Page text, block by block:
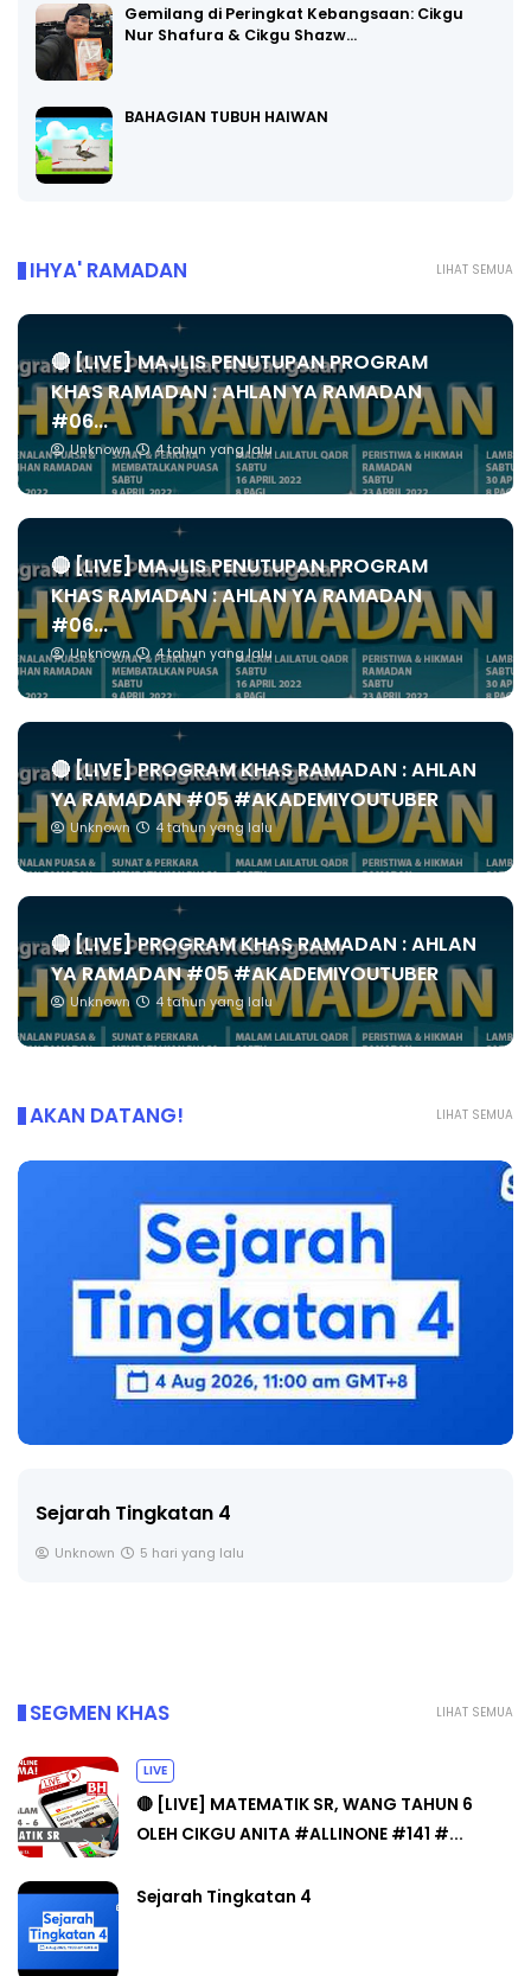
Gemilang di Peringkat Kebangsaan: Cikgu
Nur Shafura & Cikgu Shazw…
BAHAGIAN TUBUH HAIWAN
LIHAT SEMUA
IHYA' RAMADAN
🔴 [LIVE] MAJLIS PENUTUPAN PROGRAM
KHAS RAMADAN : AHLAN YA RAMADAN
#06...
Unknown 4 tahun yang lalu
🔴 [LIVE] MAJLIS PENUTUPAN PROGRAM
KHAS RAMADAN : AHLAN YA RAMADAN
#06...
Unknown 4 tahun yang lalu
🔴 [LIVE] PROGRAM KHAS RAMADAN : AHLAN
YA RAMADAN #05 #AKADEMIYOUTUBER
Unknown 4 tahun yang lalu
🔴 [LIVE] PROGRAM KHAS RAMADAN : AHLAN
YA RAMADAN #05 #AKADEMIYOUTUBER
Unknown 4 tahun yang lalu
LIHAT SEMUA
AKAN DATANG!
LIVE
🔴 [LIVE] PRINSIP PERAKAUNAN, BEDAH TUNTAS
LIHAT SEMUA
SEGMEN KHAS
LIVE
🔴 [LIVE] MATEMATIK SR, WANG TAHUN 6
OLEH CIKGU ANITA #ALLINONE #141 #...
Sejarah Tingkatan 4